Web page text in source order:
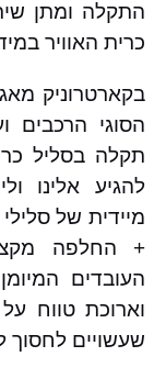
התקלה ומתן
כרית האוויר
בקארטרוניק
הסוגי הרכבים
תקלה בסליל
להגיע אלינו
מיידית של
+ החלפה
העובדים
וארוכת טווח
שעשויים לחסוך